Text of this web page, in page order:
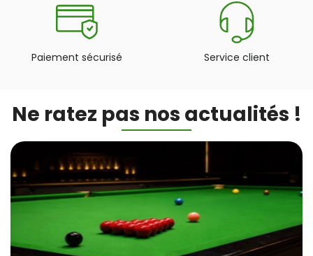
Paiement sécurisé Service client
Ne ratez pas nos actualités !